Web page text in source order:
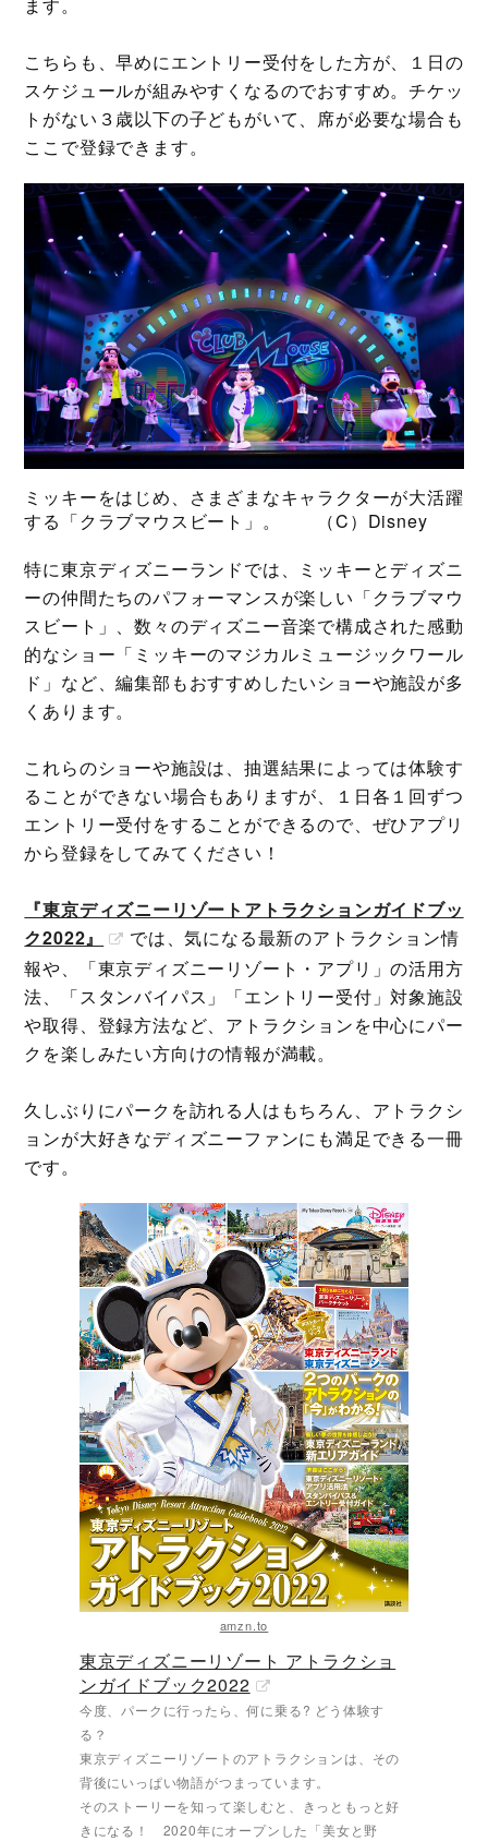
こちらも、早めにエントリー受付をした方が、１日の
スケジュールが組みやすくなるのでおすすめ。チケッ
トがない３歳以下の子どもがいて、席が必要な場合も
ここで登録できます。
ミッキーをはじめ、さまざまなキャラクターが大活躍
する「クラブマウスビート」。 （C）Disney
特に東京ディズニーランドでは、ミッキーとディズニ
ーの仲間たちのパフォーマンスが楽しい「クラブマウ
スビート」、数々のディズニー音楽で構成された感動
的なショー「ミッキーのマジカルミュージックワール
ド」など、編集部もおすすめしたいショーや施設が多
くあります。
これらのショーや施設は、抽選結果によっては体験す
ることができない場合もありますが、１日各１回ずつ
エントリー受付をすることができるので、ぜひアプリ
から登録をしてみてください！
『東京ディズニーリゾートアトラクションガイドブッ
ク2022』
では、気になる最新のアトラクション情
報や、「東京ディズニーリゾート・アプリ」の活用方
法、「スタンバイパス」「エントリー受付」対象施設
や取得、登録方法など、アトラクションを中心にパー
クを楽しみたい方向けの情報が満載。
久しぶりにパークを訪れる人はもちろん、アトラクシ
ョンが大好きなディズニーファンにも満足できる一冊
です。
amzn.to
東京ディズニーリゾート アトラクショ
ンガイドブック2022
今度、パークに行ったら、何に乗る? どう体験す
る？
東京ディズニーリゾートのアトラクションは、その
背後にいっぱい物語がつまっています。
そのストーリーを知って楽しむと、きっともっと好
きになる！ 2020年にオープンした「美女と野